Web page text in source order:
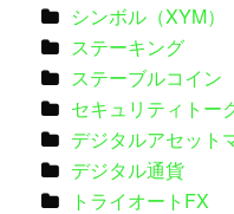
シンボル（XYM）
ステーキング
ステーブルコイン
セキュリティトー
デジタルアセット
デジタル通貨
トライオートFX